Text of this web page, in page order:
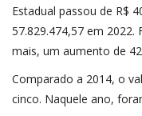
Estadual passou de R$
57.829.474,57 em 2022.
mais, um aumento de
Comparado a 2014, o
cinco. Naquele ano,